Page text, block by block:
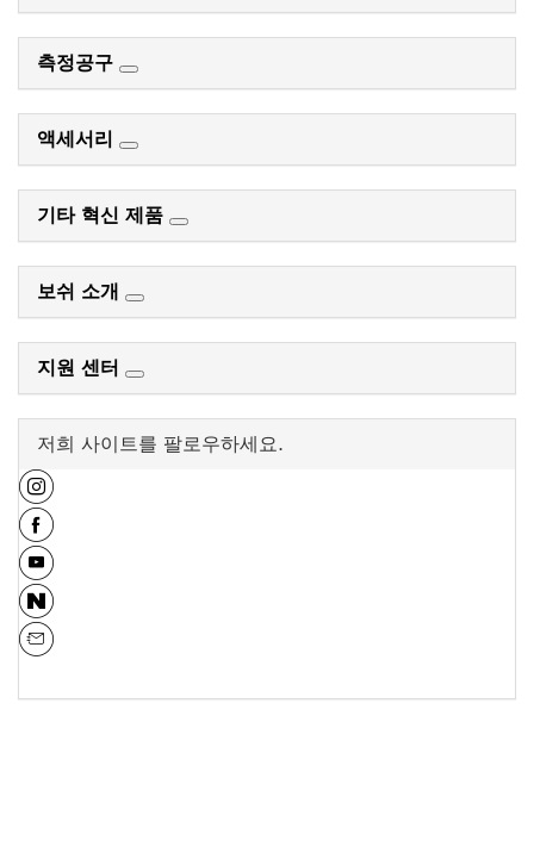
측정공구
액세서리
기타 혁신 제품
보쉬 소개
지원 센터
저희 사이트를 팔로우하세요.